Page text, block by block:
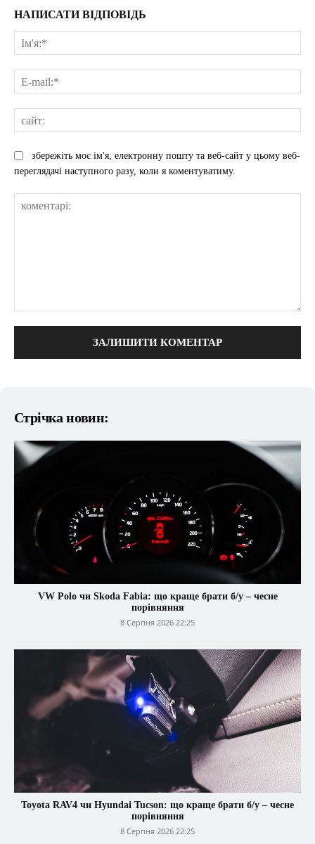
НАПИСАТИ ВІДПОВІДЬ
збережіть моє ім'я, електронну пошту та веб-сайт у цьому веб-
переглядачі наступного разу, коли я коментуватиму.
Стрічка новин:
VW Polo чи Skoda Fabia: що краще брати б/у – чесне
порівняння
8 Серпня 2026 22:25
Toyota RAV4 чи Hyundai Tucson: що краще брати б/у – чесне
порівняння
8 Серпня 2026 22:25